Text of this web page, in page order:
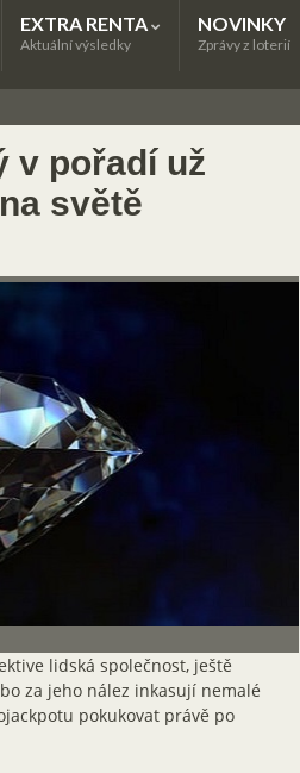
EXTRA RENTA
Aktuální výsledky
NOVINKY
Zprávy z loterií
v pořadí už
světě
lidská společnost, ještě
za jeho nález inkasují nemalé
pokukovat právě po